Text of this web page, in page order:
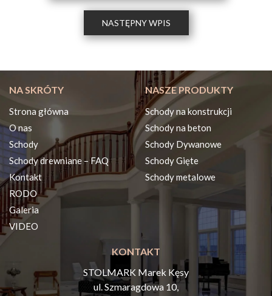
NASTĘPNY WPIS
NA SKRÓTY
Strona główna
O nas
Schody
Schody drewniane – FAQ
Kontakt
RODO
Galeria
VIDEO
NASZE PRODUKTY
Schody na konstrukcji
Schody na beton
Schody Dywanowe
Schody Gięte
Schody metalowe
KONTAKT
STOLMARK Marek Kęsy
ul. Szmaragdowa 10,